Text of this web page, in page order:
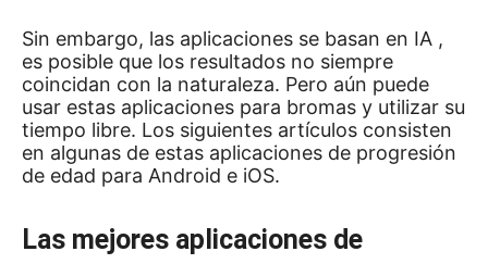
Sin embargo, las aplicaciones se basan en IA ,
es posible que los resultados no siempre
coincidan con la naturaleza. Pero aún puede
usar estas aplicaciones para bromas y utilizar su
tiempo libre. Los siguientes artículos consisten
en algunas de estas aplicaciones de progresión
de edad para Android e iOS.
Las mejores aplicaciones de